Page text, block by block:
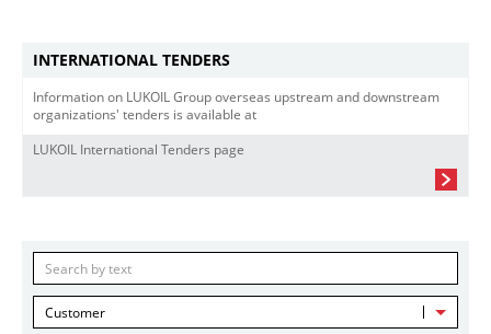
INTERNATIONAL TENDERS
Information on LUKOIL Group overseas upstream and downstream
organizations' tenders is available at
LUKOIL International Tenders page
Customer